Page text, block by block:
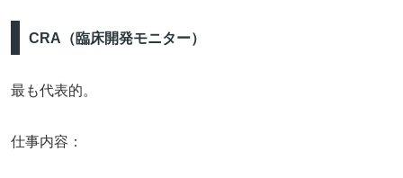
CRA（臨床開発モニター）
最も代表的。
仕事内容：